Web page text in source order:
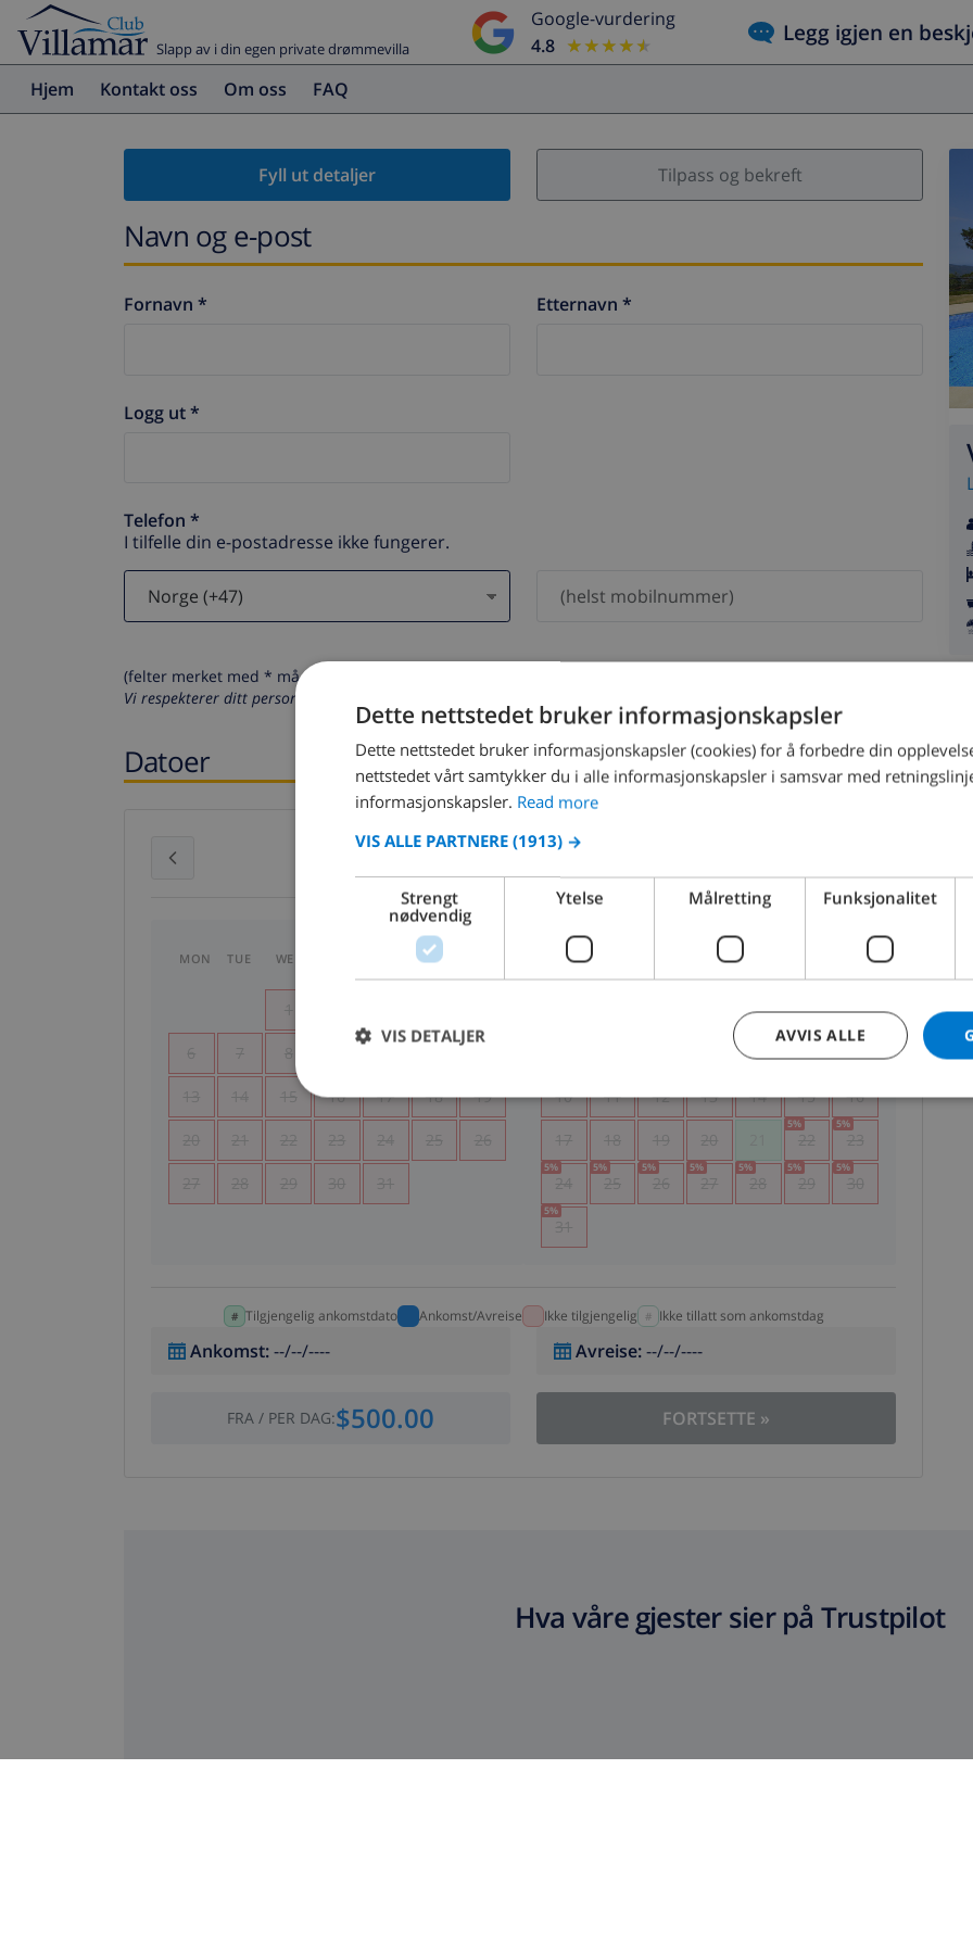
Slapp av i din egen private drømmevilla
Google-vurdering
4.8
★★★★★
★★★★★ Legg igjen en
Hjem Kontakt oss Om oss FAQ
Fyll ut detaljer Tilpass og bekreft
Navn og e-post
Fornavn * Etternavn *
Logg ut *
Telefon *
I tilfelle din e-postadresse ikke fungerer.
(felter merket med * må fylles ut)
Vi respekterer ditt personvern. Dine personalia vil aldri bli delt med andre.
Datoer
MON TUE WED SAT
1
6 7 8
13 14 15 16 17 18 19
20 21 22 23 24 25 26
27 28 29 30 31
MON THU SUN
1 2
7 8 9
10 11 12 13 14 15 16
17 18 19 20 22
5%
23
5%
24
5%
25
5%
26
5%
27
5%
28
5%
29
5%
30
5%
31
5%
Tilgjengelig ankomstdato Ankomst/Avreise Ikke tilgjengelig Ikke tillatt som ankomstdag
Ankomst:--/--/---- Avreise:--/--/----
FRA / PER DAG:$500.00 FORTSETTE »
Hva våre gjester sier på Trustpilot
Dette nettstedet bruker informasjonskapsler
Dette nettstedet bruker informasjonskapsler (cookies) for å forbedre din
nettstedet vårt samtykker du i alle informasjonskapsler i samsvar med
informasjonskapsler. Read more
VIS ALLE PARTNERE (1913) →
Strengt
nødvendig
Ytelse Målretting Funksjonalitet
AVVIS ALLE
VIS DETALJER